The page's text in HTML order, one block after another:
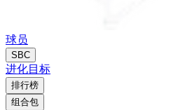
球员
SBC
进化目标
排行榜
组合包